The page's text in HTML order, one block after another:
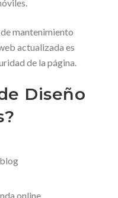
mantenimiento
actualizada es
de la página.
Diseño
online